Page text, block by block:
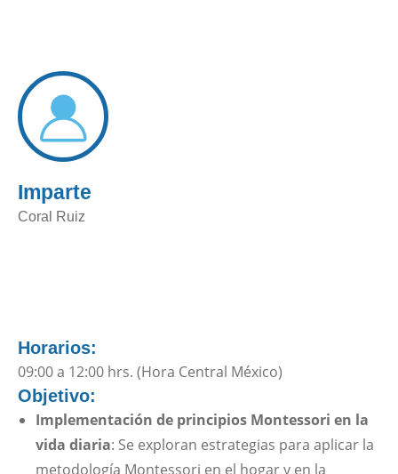
Imparte
Coral Ruiz
Horarios:
09:00 a 12:00 hrs. (Hora Central México)
Objetivo:
Implementación de principios Montessori en la
vida diaria: Se exploran estrategias para aplicar la
metodología Montessori en el hogar y en la